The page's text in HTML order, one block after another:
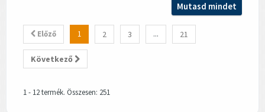
Mutasd mindet
Előző 1 2 3 ... 21
Következő
1 - 12 termék. Összesen: 251